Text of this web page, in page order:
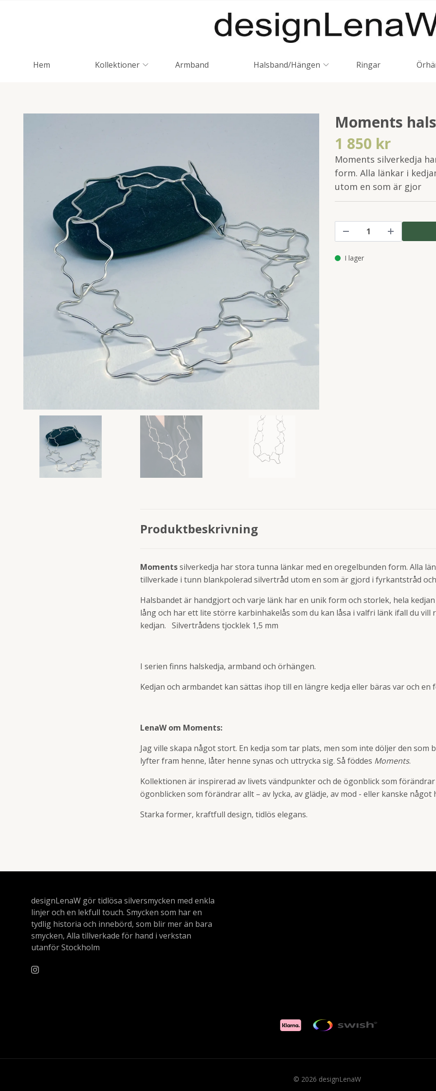
Hem Kollektioner Armband Halsband/Hängen Ringar
Moments
1 850 kr
Moments silverkedja
form. Alla länkar i
utom en som är gjor
I lager
Produktbeskrivning
Momentssilverkedja har stora tunna länkar med en oregelbunden form. Alla
tillverkade i tunn blankpolerad silvertråd utom en som är gjord i fyrkantstråd
Halsbandet är handgjort och varje länk har en unik form och storlek, hela
lång och har ett lite större karbinhakelås som du kan låsa i valfri länk ifall du vill
kedjan. Silvertrådens tjocklek 1,5 mm
I serien finns halskedja, armband och örhängen.
Kedjan och armbandet kan sättas ihop till en längre kedja eller bäras var och en
LenaW om Moments:
Jag ville skapa något stort. En kedja som tar plats, men som inte döljer den som
lyfter fram henne, låter henne synas och uttrycka sig. Så föddes Moments.
Kollektionen är inspirerad av livets vändpunkter och de ögonblick som
ögonblicken som förändrar allt – av lycka, av glädje, av mod - eller kanske något
Starka former, kraftfull design, tidlös elegans.
designLenaW gör tidlösa silversmycken med enkla
linjer och en lekfull touch. Smycken som har en
tydlig historia och innebörd, som blir mer än bara
smycken, Alla tillverkade för hand i verkstan
utanför Stockholm
© 2026 designLenaW